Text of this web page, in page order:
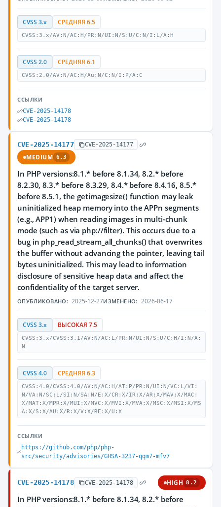
CVSS 3.x СРЕДНЯЯ 6.5
CVSS:3.x/AV:N/AC:H/PR:N/UI:N/S:U/C:N/I:L/A:H
CVSS 2.0 СРЕДНЯЯ 6.1
CVSS:2.0/AV:N/AC:H/Au:N/C:N/I:P/A:C
ССЫЛКИ
CVE-2025-14178
CVE-2025-14178
CVE-2025-14177 CVE-2025-14177
MEDIUM 6.3
In PHP versions:8.1.* before 8.1.34, 8.2.* before
8.2.30, 8.3.* before 8.3.29, 8.4.* before 8.4.16, 8.5.*
before 8.5.1, the getimagesize() function may leak
uninitialized heap memory into the APPn segments
(e.g., APP1) when reading images in multi-chunk
mode (such as via php://filter). This occurs due to a
bug in php_read_stream_all_chunks() that overwrites
the buffer without advancing the pointer, leaving tail
bytes uninitialized. This may lead to information
disclosure of sensitive heap data and affect the
confidentiality of the target server.
ОПУБЛИКОВАНО: 2025-12-27ИЗМЕНЕНО: 2026-06-17
CVSS 3.x ВЫСОКАЯ 7.5
CVSS:3.x/CVSS:3.1/AV:N/AC:L/PR:N/UI:N/S:U/C:H/I:N/A:
N
CVSS 4.0 СРЕДНЯЯ 6.3
CVSS:4.0/CVSS:4.0/AV:N/AC:H/AT:P/PR:N/UI:N/VC:L/VI:
N/VA:N/SC:L/SI:N/SA:N/E:X/CR:X/IR:X/AR:X/MAV:X/MAC:
X/MAT:X/MPR:X/MUI:X/MVC:X/MVI:X/MVA:X/MSC:X/MSI:X/MS
A:X/S:X/AU:X/R:X/V:X/RE:X/U:X
ССЫЛКИ
https://github.com/php/php-
src/security/advisories/GHSA-3237-qqm7-mfv7
CVE-2025-14178 CVE-2025-14178 HIGH 8.2
In PHP versions:8.1.* before 8.1.34, 8.2.* before